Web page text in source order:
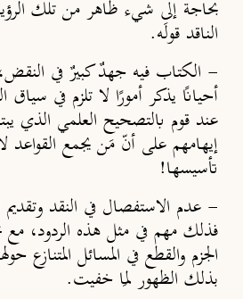
بحاجة إلى شيء ظاهر من تلك
الناقد قولَه.
- الكتاب فيه جهدٌ كبيرٌ في
أحيان يذكر أمورًا لا تلزم في سياق
عند قوم بالتصحيح العلمي الذي
إيهامهم على أنّ مَن يجمع القواعد
تأسيسها!
- عدم الاستفصال في النقد
فذلك مهم في مثل هذه الردود، مع
الجزم والقطع في المسائل المتنازع
بذلك الظهور لمَا خفيت.